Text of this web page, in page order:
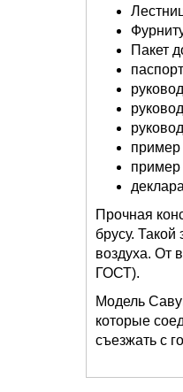
Пакет
пример
пример
Прочная
брусу.
воздуха. От
ГОСТ).
Модель
которые
съезжать с